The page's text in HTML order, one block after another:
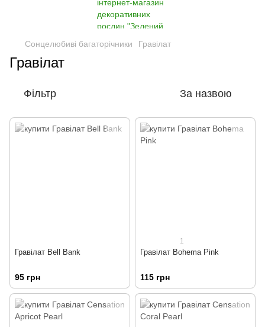
Сонцелюбиві багаторічники Гравілат
Гравілат
Фільтр За назвою
Гравілат Bell Bank
95 грн
1
Гравілат Bohema Pink
115 грн